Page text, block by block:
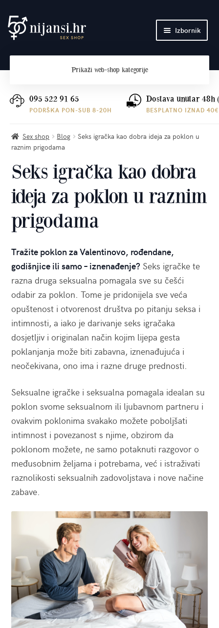
Preskoči
na
Skoči
do
Izbornik
Plaćanje i dostava
Prikaži web-shop kategorije
095 522 91 65
PODRŠKA PON-SUB 8-20H
Dostava unutar 48h
BESPLATNO IZNAD 40€
Sex shop Blog
Seks igračka kao dobra ideja za poklon u
raznim prigodama
Seks igračka kao dobra
ideja za poklon u raznim
prigodama
Tražite poklon za Valentinovo, rođendane,
godišnjice ili samo – iznenađenje?Seks igračke te
razna druga seksualna pomagala sve su češći
odabir za poklon. Tome je pridonijela sve veća
opuštenost i otvorenost društva po pitanju seksa i
intimnosti, a iako je darivanje seks igračaka
dosjetljiv i originalan način kojim lijepa gesta
poklanjanja može biti zabavna, iznenađujuća i
neočekivana, ono ima i razne druge prednosti.
Seksualne igračke i seksualna pomagala idealan su
poklon svome seksualnom ili ljubavnom partneru i
ovakvim poklonima svakako možete poboljšati
intimnost i povezanost s njime, obzirom da
poklonom možete, ne samo potaknuti razgovor o
međusobnim željama i potrebama, već i istraživati
raznolikosti seksualnih zadovoljstava i nove načine
zabave.